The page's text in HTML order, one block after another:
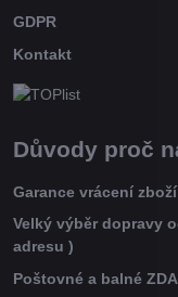
GDPR
Kontakt
Důvody proč
Garance vrácení
Velký výběr dopravy
adresu )
Poštovné a balné